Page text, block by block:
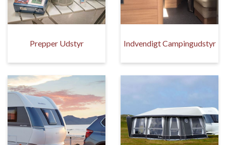
Prepper Udstyr Indvendigt Campingudstyr